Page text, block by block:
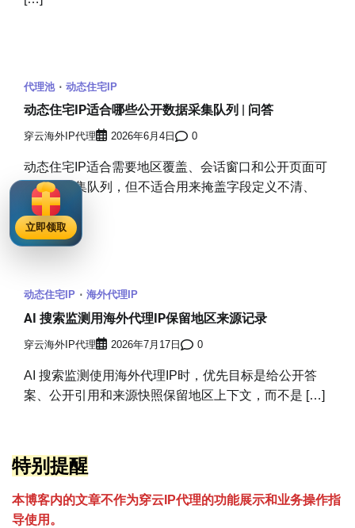
代理池 动态住宅IP
动态住宅IP适合哪些公开数据采集队列 | 问答
穿云海外IP代理 2026年6月4日 0
动态住宅IP适合需要地区覆盖、会话窗口和公开页面可
比性的采集队列，但不适合用来掩盖字段定义不清、
[…]
动态住宅IP 海外代理IP
AI 搜索监测用海外代理IP保留地区来源记录
穿云海外IP代理 2026年7月17日 0
AI 搜索监测使用海外代理IP时，优先目标是给公开答
案、公开引用和来源快照保留地区上下文，而不是 […]
特别提醒
本博客内的文章不作为穿云 P代理的功能展示和业务操作指
导使用。
立即领取